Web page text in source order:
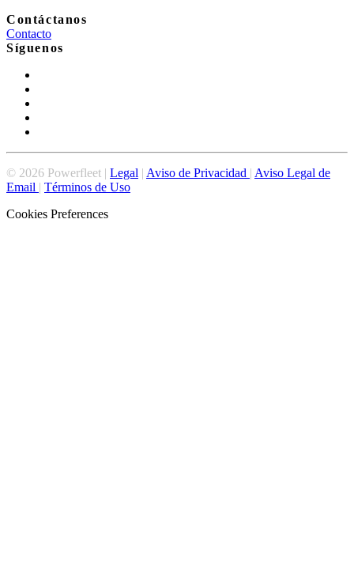
Contáctanos
Contacto
Síguenos
© 2026 Powerfleet | Legal | Aviso de Privacidad | Aviso Legal de
Email | Términos de Uso
Cookies Preferences